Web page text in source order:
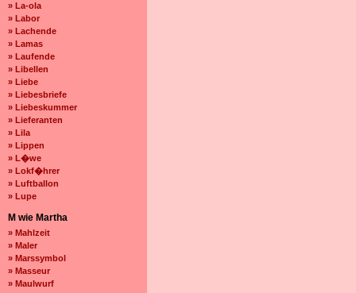
» La-ola
» Labor
» Lachende
» Lamas
» Laufende
» Libellen
» Liebe
» Liebesbriefe
» Liebeskummer
» Lieferanten
» Lila
» Lippen
» L�we
» Lokf�hrer
» Luftballon
» Lupe
M wie Martha
» Mahlzeit
» Maler
» Marssymbol
» Masseur
» Maulwurf